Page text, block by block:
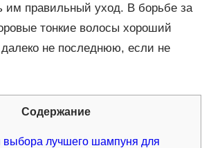
им правильный уход. В борьбе за
тонкие волосы хороший
не последнюю, если не
Содержание
выбора лучшего шампуня для